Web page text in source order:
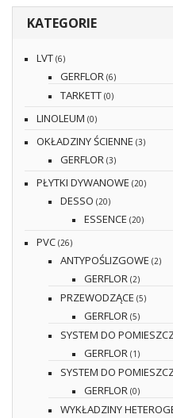
KATEGORIE
LVT (6)
GERFLOR (6)
TARKETT (0)
LINOLEUM (0)
OKŁADZINY ŚCIENNE (3)
GERFLOR (3)
PŁYTKI DYWANOWE (20)
DESSO (20)
ESSENCE (20)
PVC (26)
ANTYPOŚLIZGOWE (2)
GERFLOR (2)
PRZEWODZĄCE (5)
GERFLOR (5)
SYSTEM DO
GERFLOR (1)
SYSTEM DO
GERFLOR (0)
WYKŁADZINY